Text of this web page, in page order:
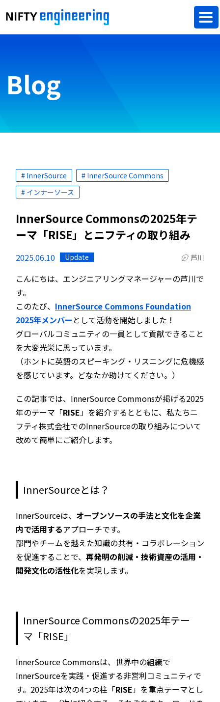
Blog
# InnerSource
# InnerSource Commons
# インナーソース
InnerSource Commonsの2025年テ
ーマ「RISE」とニフティの取り組み
2025.06.10 Update 芦川
こんにちは、エンジニアリングマネージャーの芦川で
す。
このたび、 InnerSource Commons Foundation
2025年メンバー として活動を開始しました！
グローバルコミュニティの一員として貢献できること
を大変光栄に思っています。
（ホントに英語のスピーキング・リスニングに危機感
を感じています。どなたか助けてください。）
この記事では、InnerSource Commonsが掲げる2025
年のテーマ「RISE」を紹介するとともに、私たちニ
フティ株式会社でのInnerSourceの取り組みについて
改めて簡単にご紹介します。
InnerSourceとは？
InnerSourceは、 オープンソースの手法と文化を企業
内で活用するアプローチです。
部門やチームを越えた知識の共有・コラボレーション
を促進することで、 再発明の削減・技術資産の活用・
開発文化の活性化を実現します。
InnerSource Commonsの2025年テー
マ「RISE」
InnerSource Commonsは、世界中の組織で
InnerSourceを実践・促進する非営利コミュニティで
す。2025年は次の4つの柱「RISE」を重点テーマとし